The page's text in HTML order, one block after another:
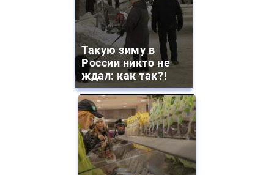
Такую зиму в
России никто не
ждал: как так?!